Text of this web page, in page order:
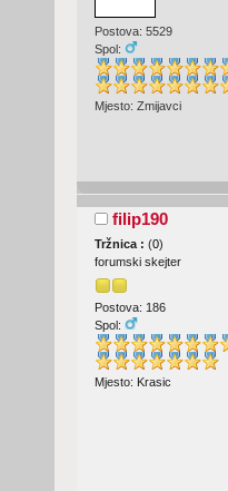
Postova: 5529
Spol:
Mjesto: Zmijavci
filip190
Tržnica : (0)
forumski skejter
Postova: 186
Spol:
Mjesto: Krasic